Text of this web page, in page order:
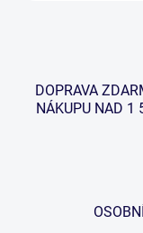
DOPRAVA
NÁKUPU NAD 1